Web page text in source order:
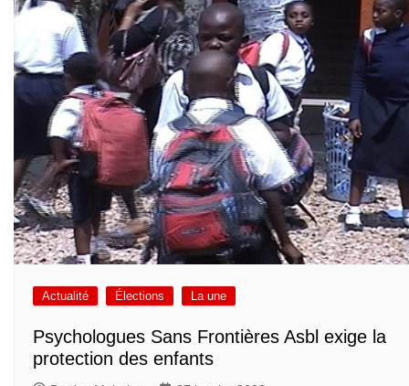
Actualité Élections La une
Psychologues Sans Frontières Asbl exige la
protection des enfants